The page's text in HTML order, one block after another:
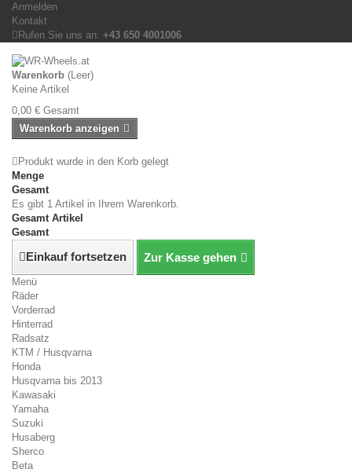
Anmelden
Kontakt
Rufen Sie uns an: +43 650 4001006
Warenkorb (Leer)
Keine Artikel
0,00 € Gesamt
Warenkorb anzeigen
Produkt wurde in den Korb gelegt
Menge
Gesamt
Es gibt 1 Artikel in Ihrem Warenkorb.
Gesamt Artikel
Gesamt
Einkauf fortsetzen Zur Kasse gehen
Menü
Räder
Vorderrad
Hinterrad
Radsatz
KTM / Husqvarna
Honda
Husqvarna bis 2013
Kawasaki
Yamaha
Suzuki
Husaberg
Sherco
Beta